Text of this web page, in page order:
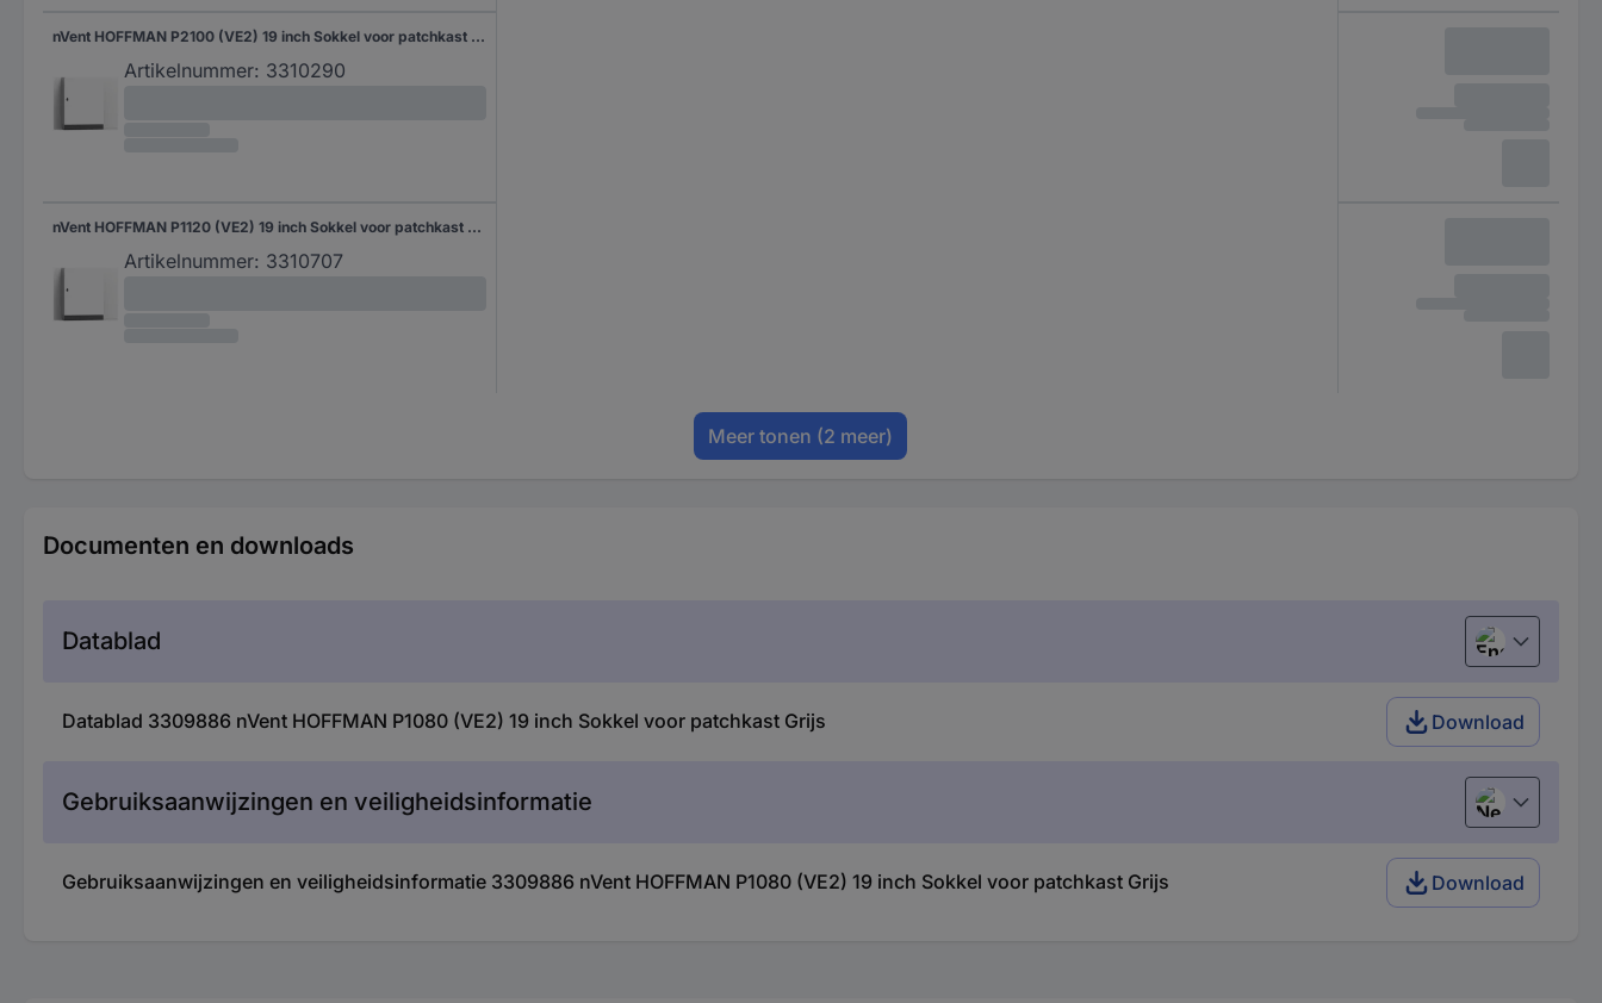
nVent HOFFMAN P2100 (VE2) 19 inch Sokkel voor patchkast Grijs
Artikelnummer: 3310290
nVent HOFFMAN P1120 (VE2) 19 inch Sokkel voor patchkast Grijs
Artikelnummer: 3310707
Meer tonen (2 meer)
Documenten en downloads
Datablad English
Datablad 3309886 nVent HOFFMAN P1080 (VE2) 19 inch Sokkel voor patchkast Grijs Download
Gebruiksaanwijzingen en veiligheidsinformatie Nederlands
Gebruiksaanwijzingen en veiligheidsinformatie 3309886 nVent HOFFMAN P1080 (VE2) 19 inch Sokkel voor patchkast Grijs Download